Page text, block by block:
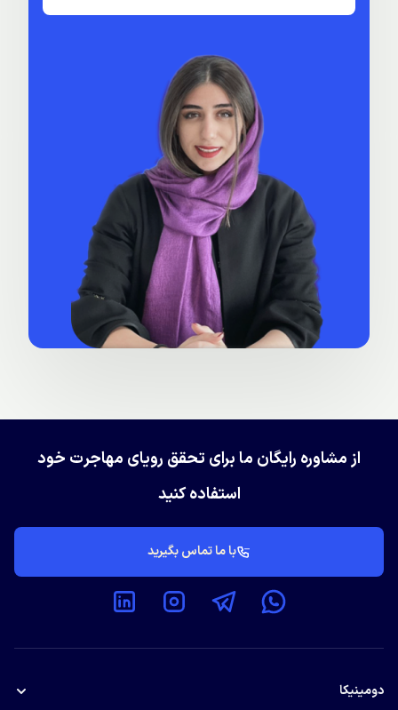
از مشاوره رایگان ما برای تحقق رویای مهاجرت خود
استفاده کنید
با ما تماس بگیرید
دومینیکا